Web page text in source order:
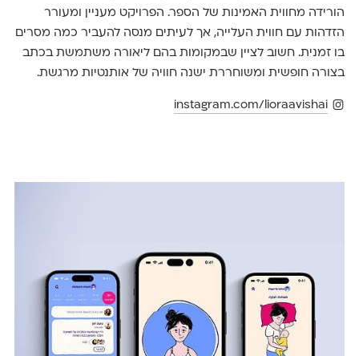
הורידה מחווית האמינות של הספר. הפרויקט מעניין ומעורר
הזדהות עם חווית העלייה, אך לעיתים מנסה להעביר כמה מסרים
בו זמנית. חשוב לציין שבמקומות בהם ליאורה משתמשת בכתב
בצורה חופשית ומשוחררת ישנה חוויה של אותנטיות מרגשת.
instagram.com/lioraavishai